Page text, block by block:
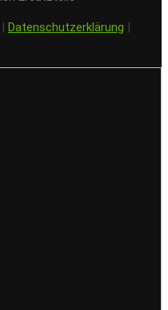
| Datenschutzerklärung |